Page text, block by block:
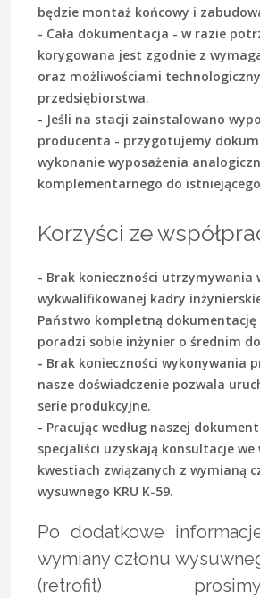
będzie montaż końcowy i
- Cała dokumentacja - w razie
korygowana jest zgodnie z
oraz możliwościami
przedsiębiorstwa.
- Jeśli na stacji zainstalowano
producenta - przygotujemy
wykonanie wyposażenia
komplementarnego do
Korzyści ze
- Brak konieczności utrzymywania
wykwalifikowanej kadry
Państwo kompletną
poradzi sobie inżynier o średnim
- Brak konieczności wykonywania
nasze doświadczenie pozwala
serie produkcyjne.
- Pracując według naszej
specjaliści uzyskają konsultacje we
kwestiach związanych z wymianą
wysuwnego KRU K-59.
Po dodatkowe
wymiany członu
(retrofit)